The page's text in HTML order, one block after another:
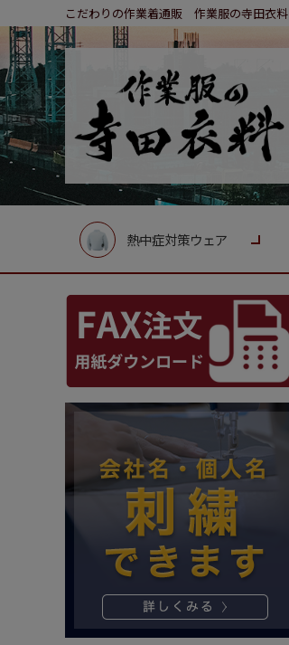
こだわりの作業着通販 作業服の寺田衣料
熱中症対策ウェア